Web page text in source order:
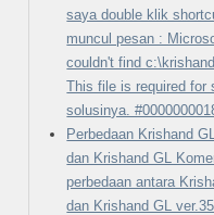
saya double klik
muncul pesan :
couldn't find
This file is required for
solusinya.
Perbedaan Krishand
dan Krishand GL
perbedaan antara
dan Krishand GL